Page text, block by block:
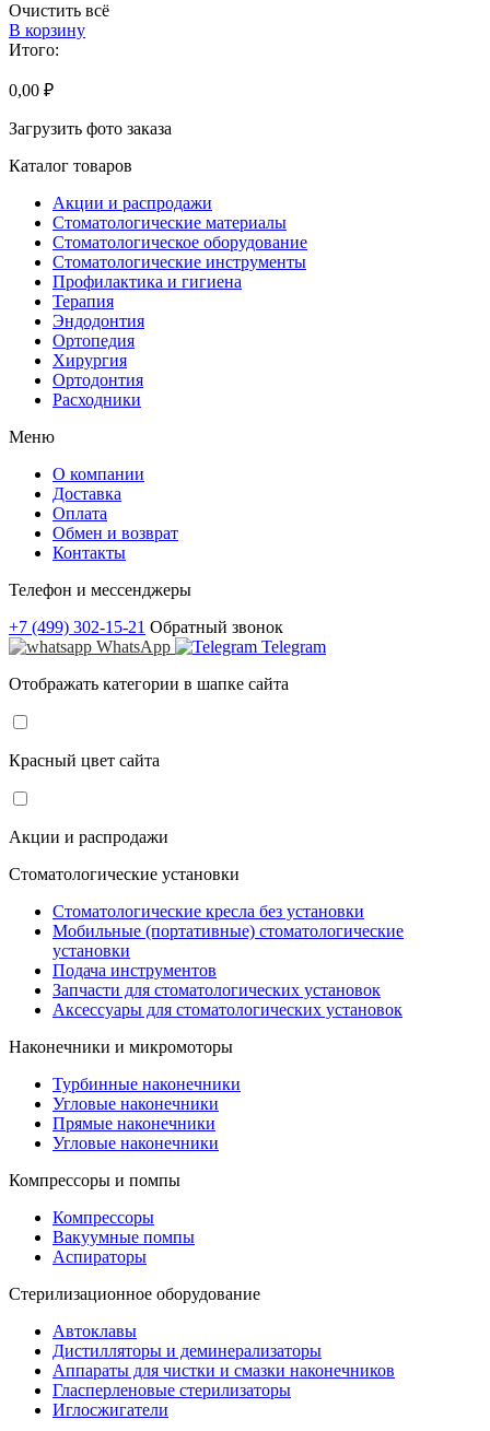
Очистить всё
В корзину
Итого:
0,00 ₽
Загрузить фото заказа
Каталог товаров
Акции и распродажи
Стоматологические материалы
Стоматологическое оборудование
Стоматологические инструменты
Профилактика и гигиена
Терапия
Эндодонтия
Ортопедия
Хирургия
Ортодонтия
Расходники
Меню
О компании
Доставка
Оплата
Обмен и возврат
Контакты
Телефон и мессенджеры
+7 (499) 302-15-21 Обратный звонок
WhatsApp
Telegram
Отображать категории в шапке сайта
Красный цвет сайта
Акции и распродажи
Стоматологические установки
Стоматологические кресла без установки
Мобильные (портативные) стоматологические
установки
Подача инструментов
Запчасти для стоматологических установок
Аксессуары для стоматологических установок
Наконечники и микромоторы
Турбинные наконечники
Угловые наконечники
Прямые наконечники
Угловые наконечники
Компрессоры и помпы
Компрессоры
Вакуумные помпы
Аспираторы
Стерилизационное оборудование
Автоклавы
Дистилляторы и деминерализаторы
Аппараты для чистки и смазки наконечников
Гласперленовые стерилизаторы
Иглосжигатели